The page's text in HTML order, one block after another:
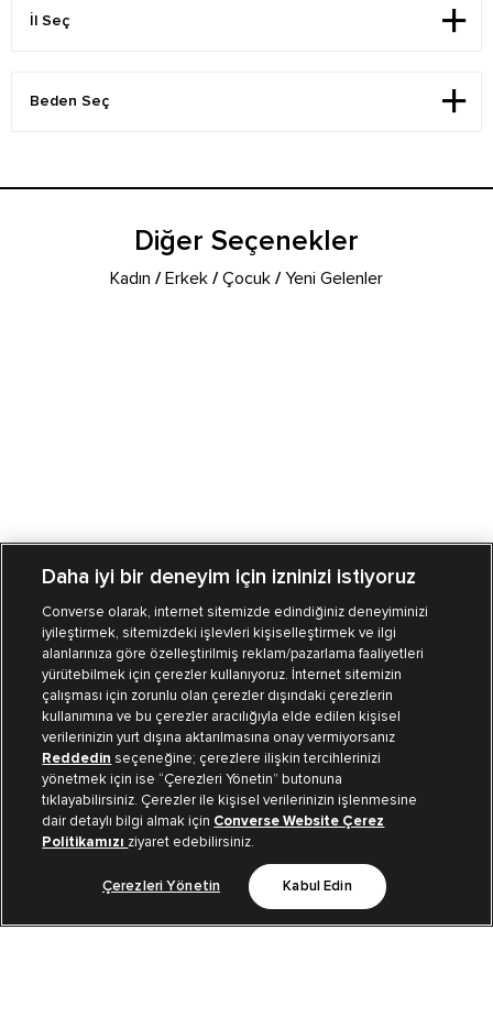
Diğer Seçenekler
Kadın /Erkek /Çocuk /Yeni Gelenler
Mağazalarımız Sipariş Takibi
Müşteri İlişkileri
Koleksiyon
Kurumsal
Bizi Takip Et
Daha iyi bir deneyim için izninizi istiyoruz
Converse olarak, internet sitemizde edindiğiniz deneyiminizi
iyileştirmek, sitemizdeki işlevleri kişiselleştirmek ve ilgi
alanlarınıza göre özelleştirilmiş reklam/pazarlama faaliyetleri
yürütebilmek için çerezler kullanıyoruz. İnternet sitemizin
çalışması için zorunlu olan çerezler dışındaki çerezlerin
kullanımına ve bu çerezler aracılığıyla elde edilen kişisel
verilerinizin yurt dışına aktarılmasına onay vermiyorsanız
Reddedin seçeneğine; çerezlere ilişkin tercihlerinizi
yönetmek için ise “Çerezleri Yönetin” butonuna
tıklayabilirsiniz. Çerezler ile kişisel verilerinizin işlenmesine
dair detaylı bilgi almak için Converse Website Çerez
Politikamızı ziyaret edebilirsiniz.
Çerezleri Yönetin Kabul Edin